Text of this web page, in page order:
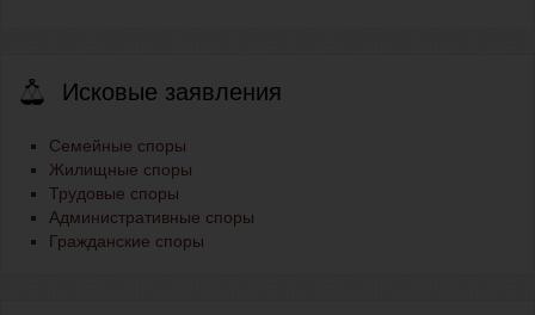
Исковые заявления
Семейные споры
Жилищные споры
Трудовые споры
Административные споры
Гражданские споры